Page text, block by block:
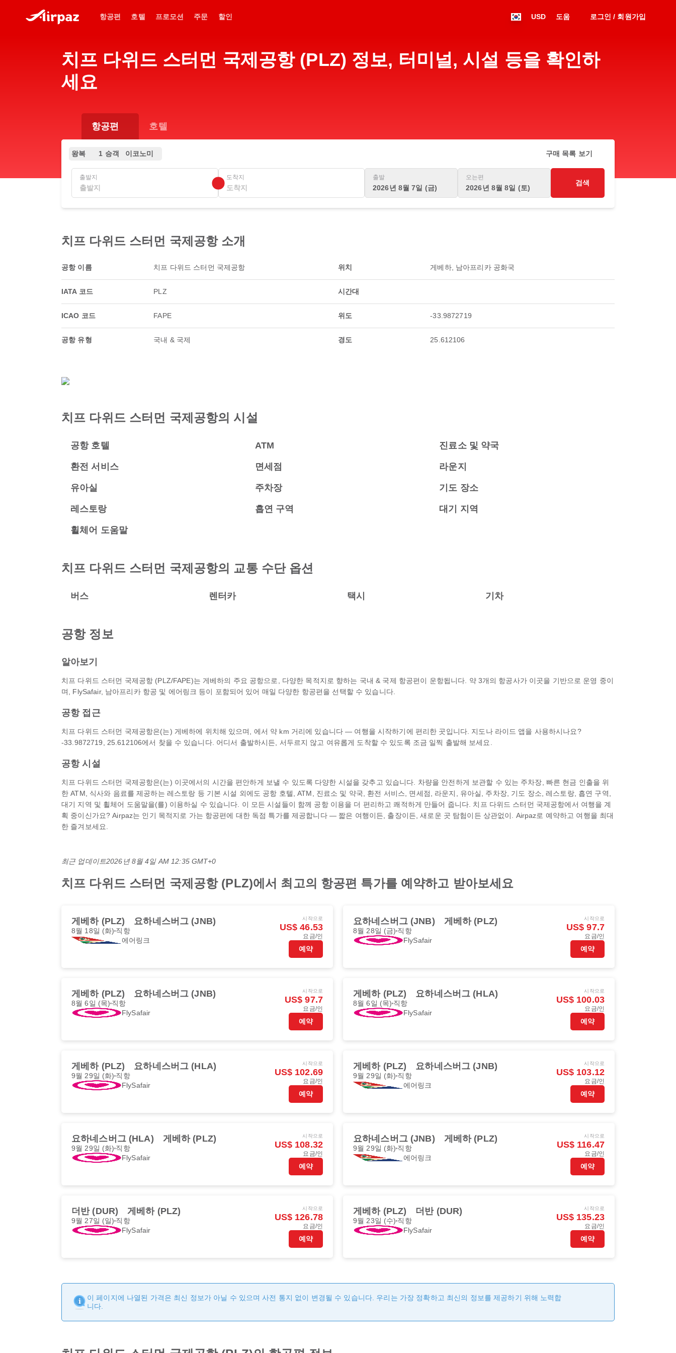
항공편 호텔 프로모션 주문 할인 USD 도움 로그인 / 회원가입
치프 다위드 스터먼 국제공항 (PLZ) 정보, 터미널, 시설 등을 확인하
세요
항공편 호텔
왕복 1 승객 이코노미 구매 목록 보기
출발지 도착지 출발
2026년 8월 7일 (금)
오는편
2026년 8월 8일 (토)
검색
치프 다위드 스터먼 국제공항 소개
공항 이름 치프 다위드 스터먼 국제공항
IATA 코드 PLZ
ICAO 코드 FAPE
공항 유형 국내 & 국제
위치 게베하, 남아프리카 공화국
시간대
위도 -33.9872719
경도 25.612106
치프 다위드 스터먼 국제공항의 시설
공항 호텔 ATM 진료소 및 약국
환전 서비스 면세점 라운지
유아실 주차장 기도 장소
레스토랑 흡연 구역 대기 지역
휠체어 도움말
치프 다위드 스터먼 국제공항의 교통 수단 옵션
버스 렌터카 택시 기차
공항 정보
알아보기
치프 다위드 스터먼 국제공항 (PLZ/FAPE)는 게베하의 주요 공항으로, 다양한 목적지로 향하는 국내 & 국제 항공편이 운항됩니다. 약 3개의 항공사가 이곳을 기반으로 운영 중이
며, FlySafair, 남아프리카 항공 및 에어링크 등이 포함되어 있어 매일 다양한 항공편을 선택할 수 있습니다.
공항 접근
치프 다위드 스터먼 국제공항은(는) 게베하에 위치해 있으며, 에서 약 km 거리에 있습니다 — 여행을 시작하기에 편리한 곳입니다. 지도나 라이드 앱을 사용하시나요?
-33.9872719, 25.612106에서 찾을 수 있습니다. 어디서 출발하시든, 서두르지 않고 여유롭게 도착할 수 있도록 조금 일찍 출발해 보세요.
공항 시설
치프 다위드 스터먼 국제공항은(는) 이곳에서의 시간을 편안하게 보낼 수 있도록 다양한 시설을 갖추고 있습니다. 차량을 안전하게 보관할 수 있는 주차장, 빠른 현금 인출을 위
한 ATM, 식사와 음료를 제공하는 레스토랑 등 기본 시설 외에도 공항 호텔, ATM, 진료소 및 약국, 환전 서비스, 면세점, 라운지, 유아실, 주차장, 기도 장소, 레스토랑, 흡연 구역,
대기 지역 및 휠체어 도움말을(를) 이용하실 수 있습니다. 이 모든 시설들이 함께 공항 이용을 더 편리하고 쾌적하게 만들어 줍니다. 치프 다위드 스터먼 국제공항에서 여행을 계
획 중이신가요? Airpaz는 인기 목적지로 가는 항공편에 대한 독점 특가를 제공합니다 — 짧은 여행이든, 출장이든, 새로운 곳 탐험이든 상관없이. Airpaz로 예약하고 여행을 최대
한 즐겨보세요.
최근 업데이트2026년 8월 4일 AM 12:35 GMT+0
치프 다위드 스터먼 국제공항 (PLZ)에서 최고의 항공편 특가를 예약하고 받아보세요
게베하 (PLZ) 요하네스버그 (JNB)
8월 18일 (화) 직항
에어링크
시작으로
US$ 46.53
요금/인
예약
요하네스버그 (JNB) 게베하 (PLZ)
8월 28일 (금) 직항
FlySafair
시작으로
US$ 97.7
요금/인
예약
게베하 (PLZ) 요하네스버그 (JNB)
8월 6일 (목) 직항
FlySafair
시작으로
US$ 97.7
요금/인
예약
게베하 (PLZ) 요하네스버그 (HLA)
8월 6일 (목) 직항
FlySafair
시작으로
US$ 100.03
요금/인
예약
게베하 (PLZ) 요하네스버그 (HLA)
9월 29일 (화) 직항
FlySafair
시작으로
US$ 102.69
요금/인
예약
게베하 (PLZ) 요하네스버그 (JNB)
9월 29일 (화) 직항
에어링크
시작으로
US$ 103.12
요금/인
예약
요하네스버그 (HLA) 게베하 (PLZ)
9월 29일 (화) 직항
FlySafair
시작으로
US$ 108.32
요금/인
예약
요하네스버그 (JNB) 게베하 (PLZ)
9월 29일 (화) 직항
에어링크
시작으로
US$ 116.47
요금/인
예약
더반 (DUR) 게베하 (PLZ)
9월 27일 (일) 직항
FlySafair
시작으로
US$ 126.78
요금/인
예약
게베하 (PLZ) 더반 (DUR)
9월 23일 (수) 직항
FlySafair
시작으로
US$ 135.23
요금/인
예약
이 페이지에 나열된 가격은 최신 정보가 아닐 수 있으며 사전 통지 없이 변경될 수 있습니다. 우리는 가장 정확하고 최신의 정보를 제공하기 위해 노력합
니다.